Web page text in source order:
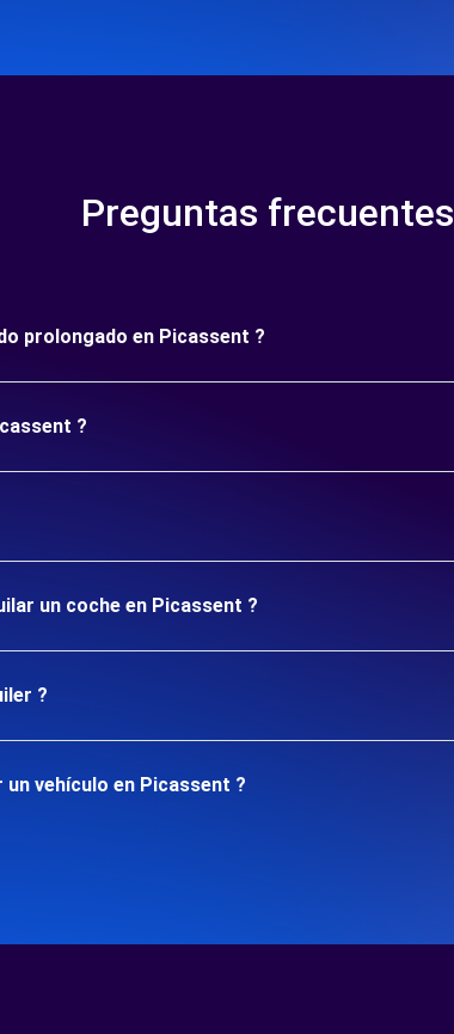
Preguntas frecuentes
prolongado en Picassent ?
?
un coche en Picassent ?
?
vehículo en Picassent ?